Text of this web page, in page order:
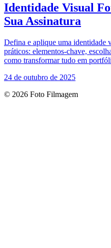
Identidade Visual
Sua Assinatura
Defina e aplique uma identidade
práticos: elementos-chave,
como transformar tudo em
24 de outubro de 2025
© 2026 Foto Filmagem